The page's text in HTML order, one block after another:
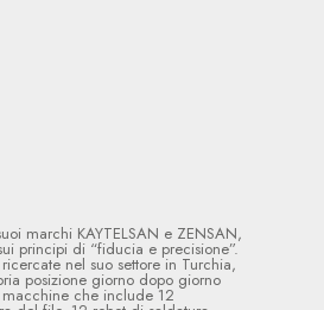
marchi KAYTELSAN e ZENSAN,
principi di “fiducia e precisione”.
nel suo settore in Turchia,
posizione giorno dopo giorno
che include 12